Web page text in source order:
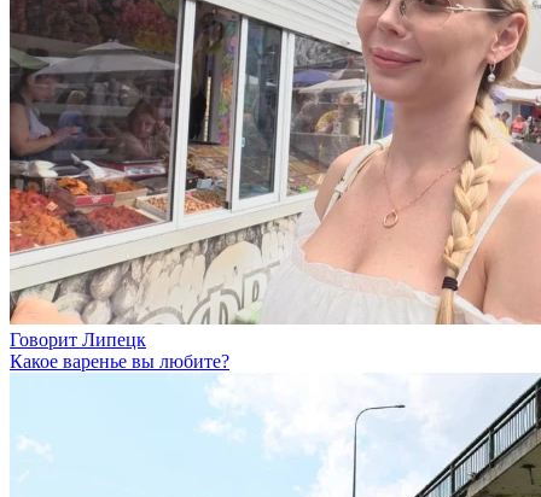
Говорит Липецк
Какое варенье вы любите?